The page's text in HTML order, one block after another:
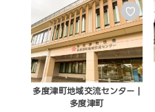
♡
多度津町地域交流センター |
多度津町